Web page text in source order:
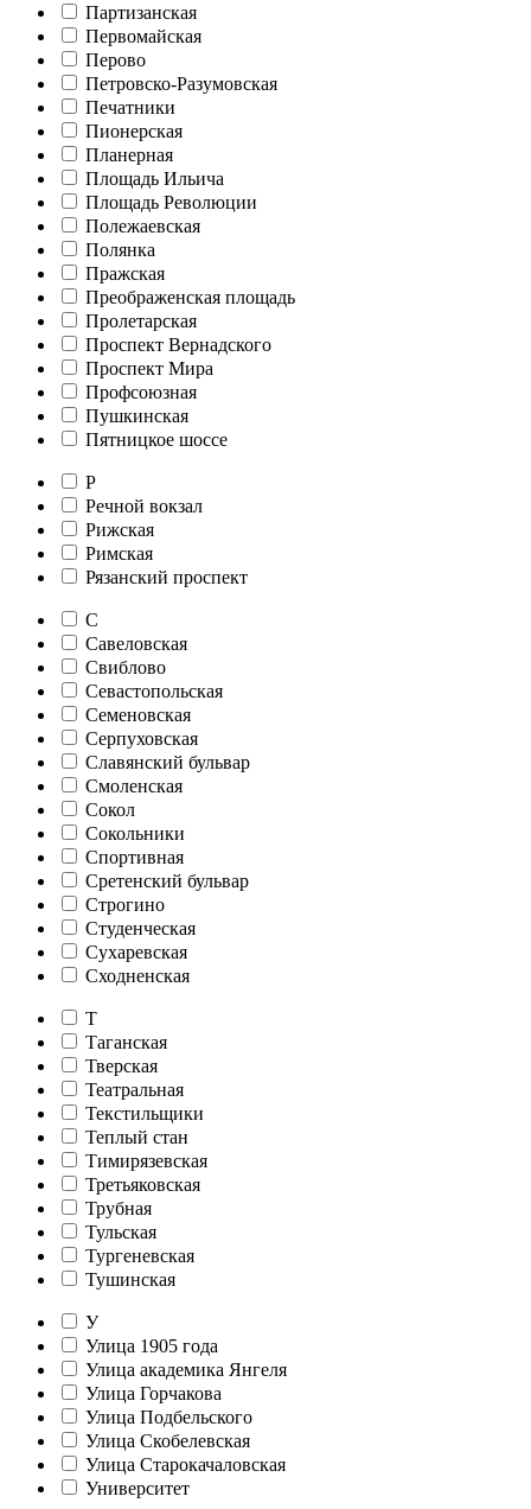
Партизанская
Первомайская
Перово
Петровско-Разумовская
Печатники
Пионерская
Планерная
Площадь Ильича
Площадь Революции
Полежаевская
Полянка
Пражская
Преображенская площадь
Пролетарская
Проспект Вернадского
Проспект Мира
Профсоюзная
Пушкинская
Пятницкое шоссе
Р
Речной вокзал
Рижская
Римская
Рязанский проспект
С
Савеловская
Свиблово
Севастопольская
Семеновская
Серпуховская
Славянский бульвар
Смоленская
Сокол
Сокольники
Спортивная
Сретенский бульвар
Строгино
Студенческая
Сухаревская
Сходненская
Т
Таганская
Тверская
Театральная
Текстильщики
Теплый стан
Тимирязевская
Третьяковская
Трубная
Тульская
Тургеневская
Тушинская
У
Улица 1905 года
Улица академика Янгеля
Улица Горчакова
Улица Подбельского
Улица Скобелевская
Улица Старокачаловская
Университет